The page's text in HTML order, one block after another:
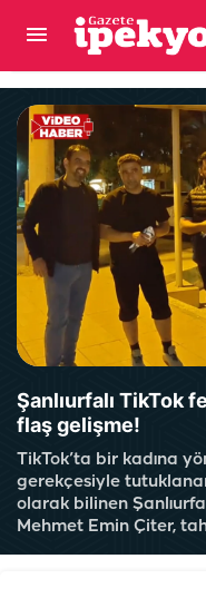
Şanlıurfalı TikTok
flaş gelişme!
TikTok’ta bir kadına
gerekçesiyle
olarak bilinen
Mehmet Emin Çiter,
Karaköprü yeni